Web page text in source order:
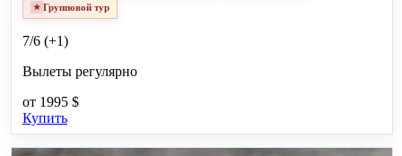
Групповой тур
7/6 (+1)
Вылеты регулярно
от 1995 $
Купить